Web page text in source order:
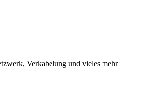
Verkabelung und vieles mehr